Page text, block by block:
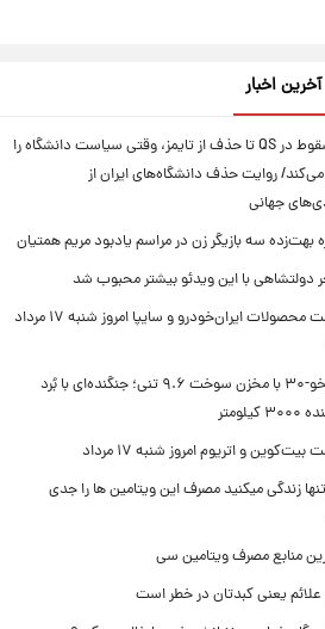
آخرین اخبار
از سقوط در QS تا حذف از تایمز، وقتی سیاست دانشگاه را
می‌کند/ روایت حذف دانشگاه‌های ایران از
جهانی
بهت‌زده سه بازیگر زن در مراسم یادبود مریم همتیان
دولتشاهی با این ویدئو بیشتر محبوب شد
قیمت محصولات ایران‌خودرو و سایپا امروز شنبه ۱۷ مرداد
سوخو-۳۰ با مخزن سوخت ۹.۶ تنی؛ جنگنده‌ای با بُرد
بیت‌کوین و اتریوم امروز شنبه ۱۷ مرداد
زندگی میکنید مصرف این ویتامین ها را جدی
منابع مصرف ویتامین سی
علائم یعنی کبدتان در خطر است